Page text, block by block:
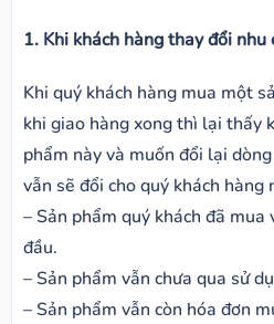
1. Khi khách hàng thay đổi nhu
Khi quý khách hàng mua một
khi giao hàng xong thì lại thấy
phẩm này và muốn đổi lại
vẫn sẽ đổi cho quý khách hàng
– Sản phẩm quý khách đã mua
đầu.
– Sản phẩm vẫn chưa qua sử
– Sản phẩm vẫn còn hóa đơn